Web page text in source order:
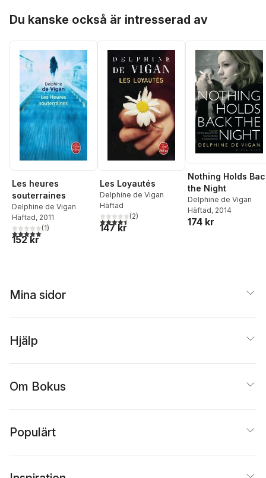
Du kanske också är intresserad av
Les heures
souterraines
Delphine de Vigan
Häftad, 2011
5,0utav 5 stjärnor. Totalt antal röster:
(1)
152 kr
Les Loyautés
Delphine de Vigan
Häftad
4,5utav 5 stjärnor. Totalt antal röster:
(2)
147 kr
Nothing Holds
the Night
Delphine de Vigan
Häftad, 2014
174 kr
Mina sidor
Hjälp
Om Bokus
Populärt